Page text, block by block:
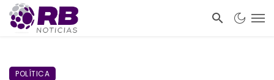
POLÍTICA